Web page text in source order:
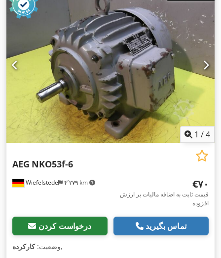
1 /4
Wiefelstede ۴٬۲۷۹ km
AEG NKO53f-6
‎€۷۰
قیمت ثابت به اضافه مالیات بر ارزش
افزوده
درخواست کردن تماس بگیرید
وضعیت:کارکرده ,